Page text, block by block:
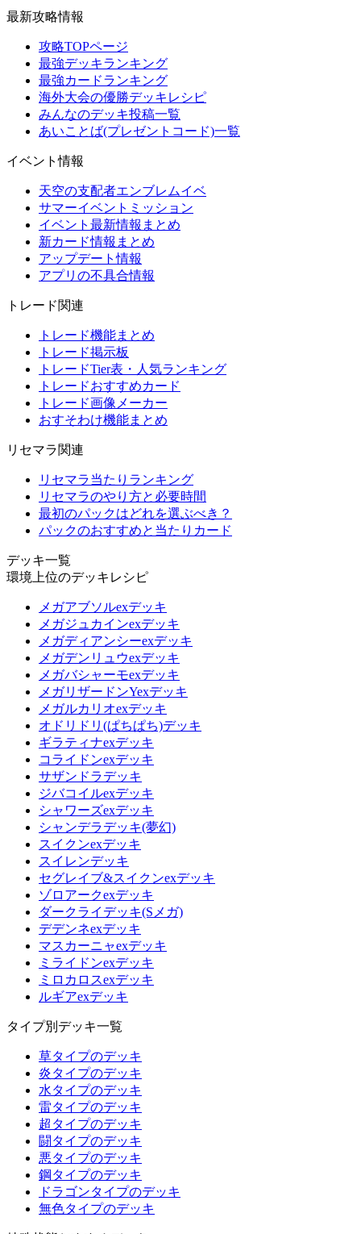
最新攻略情報
攻略TOPページ
最強デッキランキング
最強カードランキング
海外大会の優勝デッキレシピ
みんなのデッキ投稿一覧
あいことば(プレゼントコード)一覧
イベント情報
天空の支配者エンブレムイベ
サマーイベントミッション
イベント最新情報まとめ
新カード情報まとめ
アップデート情報
アプリの不具合情報
トレード関連
トレード機能まとめ
トレード掲示板
トレードTier表・人気ランキング
トレードおすすめカード
トレード画像メーカー
おすそわけ機能まとめ
リセマラ関連
リセマラ当たりランキング
リセマラのやり方と必要時間
最初のパックはどれを選ぶべき？
パックのおすすめと当たりカード
デッキ一覧
環境上位のデッキレシピ
メガアブソルexデッキ
メガジュカインexデッキ
メガディアンシーexデッキ
メガデンリュウexデッキ
メガバシャーモexデッキ
メガリザードンYexデッキ
メガルカリオexデッキ
オドリドリ(ぱちぱち)デッキ
ギラティナexデッキ
コライドンexデッキ
サザンドラデッキ
ジバコイルexデッキ
シャワーズexデッキ
シャンデラデッキ(夢幻)
スイクンexデッキ
スイレンデッキ
セグレイブ&スイクンexデッキ
ゾロアークexデッキ
ダークライデッキ(Sメガ)
デデンネexデッキ
マスカーニャexデッキ
ミライドンexデッキ
ミロカロスexデッキ
ルギアexデッキ
タイプ別デッキ一覧
草タイプのデッキ
炎タイプのデッキ
水タイプのデッキ
雷タイプのデッキ
超タイプのデッキ
闘タイプのデッキ
悪タイプのデッキ
鋼タイプのデッキ
ドラゴンタイプのデッキ
無色タイプのデッキ